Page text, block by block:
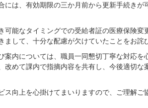
には、有効期限の三か月前から更新手続きが
能なタイミングでの受給者証の医療保険変
して、十分な配慮が欠けていたことをお詫
内については、職員一同懇切丁寧な対応を
改めて課内で指摘内容を共有し、今後適切
向上を心掛けてまいりますので、ご理解ご